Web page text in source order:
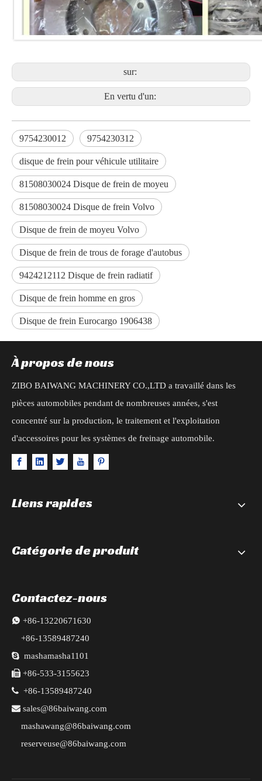
sur:
En vertu d'un:
9754230012 9754230312
disque de frein pour véhicule utilitaire
81508030024 Disque de frein de moyeu
81508030024 Disque de frein Volvo
Disque de frein de moyeu Volvo
Disque de frein de trous de forage d'autobus
9424212112 Disque de frein radiatif
Disque de frein homme en gros
Disque de frein Eurocargo 1906438
À propos de nous
ZIBO BAIWANG MACHINERY CO.,LTD a travaillé dans les
pièces automobiles pendant de nombreuses années, s'est
concentré sur la production, le traitement et l'exploitation
d'accessoires pour les systèmes de freinage automobile.
Liens rapides
Catégorie de produit
Contactez-nous
 +86-13220671630
+86-13589487240
 mashamasha1101
 +86-533-3155623
 +86-13589487240
 sales@86baiwang.com
mashawang@86baiwang.com
reserveuse@86baiwang.com